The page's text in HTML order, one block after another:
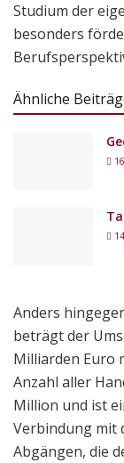
Studium der
besonders
Ähnliche
Anders
beträgt der
Milliarden Euro
Anzahl aller
Million und ist
Verbindung mit
Abgängen, die